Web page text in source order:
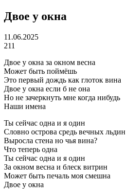
Двое у окна
11.06.2025
211
Двое у окна за окном весна
Может быть поймёшь
Это первый дождь как глоток вина
Двое у окна если б не она
Но не зачеркнуть мне когда нибудь
Наши имена
Ты сейчас одна и я один
Словно острова средь вечных льдин
Выросла стена но чья вина?
Что теперь одна
Ты сейчас одна и я один
За окном весна и блеск витрин
Может быть печаль моя смешна
Двое у окна